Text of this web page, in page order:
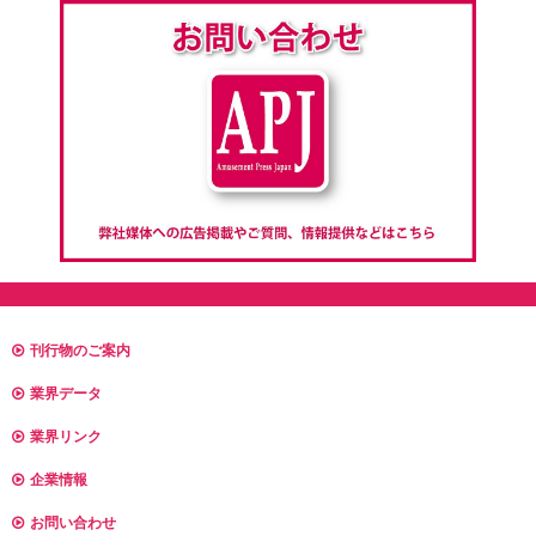
刊行物のご案内
業界データ
業界リンク
企業情報
お問い合わせ